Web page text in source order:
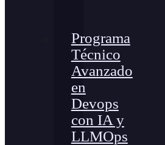
Programa
Técnico
Avanzado
en
Devops
con IA y
LLMOps